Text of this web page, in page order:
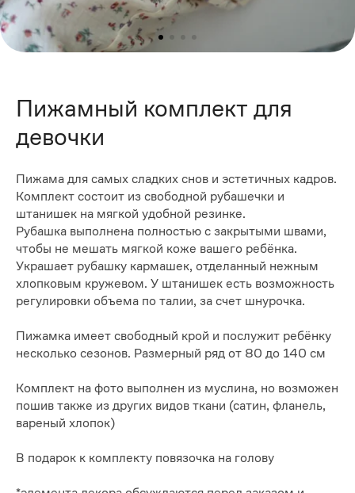
Пижамный комплект для
девочки
Пижама для самых сладких снов и эстетичных кадров.
Комплект состоит из свободной рубашечки и
штанишек на мягкой удобной резинке.
Рубашка выполнена полностью с закрытыми швами,
чтобы не мешать мягкой коже вашего ребёнка.
Украшает рубашку кармашек, отделанный нежным
хлопковым кружевом. У штанишек есть возможность
регулировки объема по талии, за счет шнурочка.
Пижамка имеет свободный крой и послужит ребёнку
несколько сезонов. Размерный ряд от 80 до 140 см
Комплект на фото выполнен из муслина, но возможен
пошив также из других видов ткани (сатин, фланель,
вареный хлопок)
В подарок к комплекту повязочка на голову